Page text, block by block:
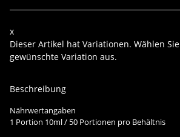
x
Dieser Artikel hat Variationen. Wählen
gewünschte Variation aus.
Beschreibung
Nährwertangaben
1 Portion 10ml / 50 Portionen pro Behältnis